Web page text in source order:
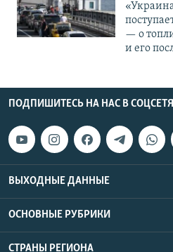
— о
и его
ПОДПИШИТЕСЬ НА НАС В
ВЫХОДНЫЕ ДАННЫЕ
ОСНОВНЫЕ РУБРИКИ
СТРАНЫ РЕГИОНА